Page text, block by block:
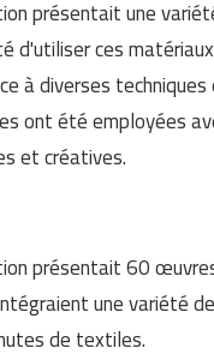
présentait une
d'utiliser ces
à diverses
ont été employées
et créatives.
présentait 60
une variété
de textiles.